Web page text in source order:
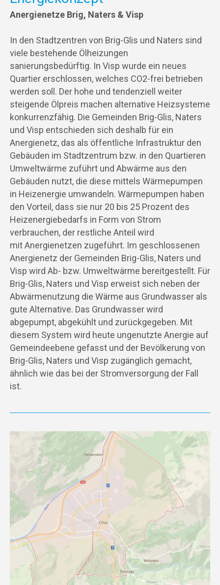
Anergienetze Brig, Naters & Visp
In den Stadtzentren von Brig-Glis und Naters sind
viele bestehende Ölheizungen
sanierungsbedürftig. In Visp wurde ein neues
Quartier erschlossen, welches CO2-frei betrieben
werden soll. Der hohe und tendenziell weiter
steigende Ölpreis machen alternative Heizsysteme
konkurrenzfähig. Die Gemeinden Brig-Glis, Naters
und Visp entschieden sich deshalb für ein
Anergienetz, das als öffentliche Infrastruktur den
Gebäuden im Stadtzentrum bzw. in den Quartieren
Umweltwärme zuführt und Abwärme aus den
Gebäuden nutzt, die diese mittels Wärmepumpen
in Heizenergie umwandeln. Wärmepumpen haben
den Vorteil, dass sie nur 20 bis 25 Prozent des
Heizenergiebedarfs in Form von Strom
verbrauchen, der restliche Anteil wird
mit Anergienetzen zugeführt. Im geschlossenen
Anergienetz der Gemeinden Brig-Glis, Naters und
Visp wird Ab- bzw. Umweltwärme bereitgestellt. Für
Brig-Glis, Naters und Visp erweist sich neben der
Abwärmenutzung die Wärme aus Grundwasser als
gute Alternative. Das Grundwasser wird
abgepumpt, abgekühlt und zurückgegeben. Mit
diesem System wird heute ungenutzte Anergie auf
Gemeindeebene gefasst und der Bevölkerung von
Brig-Glis, Naters und Visp zugänglich gemacht,
ähnlich wie das bei der Stromversorgung der Fall
ist.